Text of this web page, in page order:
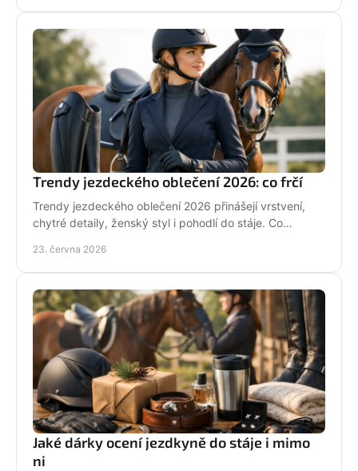
Trendy jezdeckého oblečení 2026: co frčí
Trendy jezdeckého oblečení 2026 přinášejí vrstvení,
chytré detaily, ženský styl i pohodlí do stáje. Co
23. června 2026
Jaké dárky ocení jezdkyně do stáje i mimo
ni